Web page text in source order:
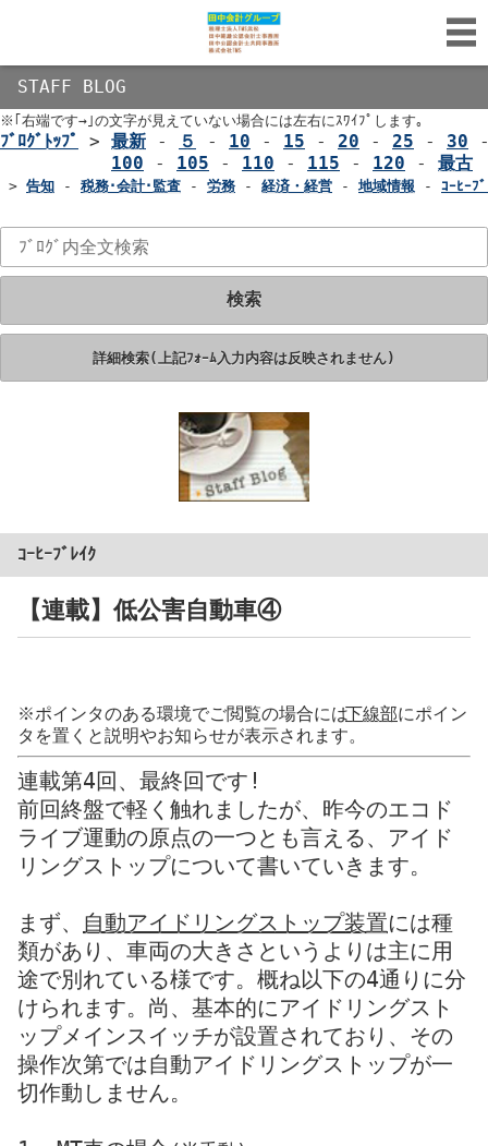
STAFF BLOG
※｢右端です→｣の文字が見えていない場合には左右にｽﾜｲﾌﾟします｡
ﾌﾞﾛｸﾞﾄｯﾌﾟ > 最新 - ５ - 10 - 15 - 20 - 25 - 30
100 - 105 - 110 - 115 - 120 - 最古
> 告知 - 税務･会計･監査 - 労務 - 経済・経営 - 地域情報 - ｺｰﾋｰﾌ
検索
詳細検索(上記ﾌｫｰﾑ入力内容は反映されません)
ｺｰﾋｰﾌﾞﾚｲｸ
【連載】低公害自動車④
※ポインタのある環境でご閲覧の場合には下線部にポイン
タを置くと説明やお知らせが表示されます。
連載第4回、最終回です!
前回終盤で軽く触れましたが、昨今のエコド
ライブ運動の原点の一つとも言える、アイド
リングストップについて書いていきます。
まず、 自動アイドリングストップ装置には種
類があり、車両の大きさというよりは主に用
途で別れている様です。概ね以下の4通りに分
けられます。尚、基本的にアイドリングスト
ップメインスイッチが設置されており、その
操作次第では自動アイドリングストップが一
切作動しません。